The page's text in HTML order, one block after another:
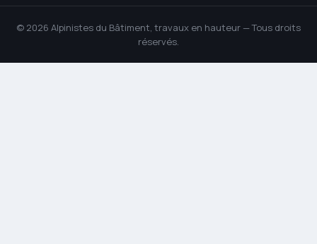
© 2026 Alpinistes du Bâtiment, travaux en hauteur — Tous droits
réservés.